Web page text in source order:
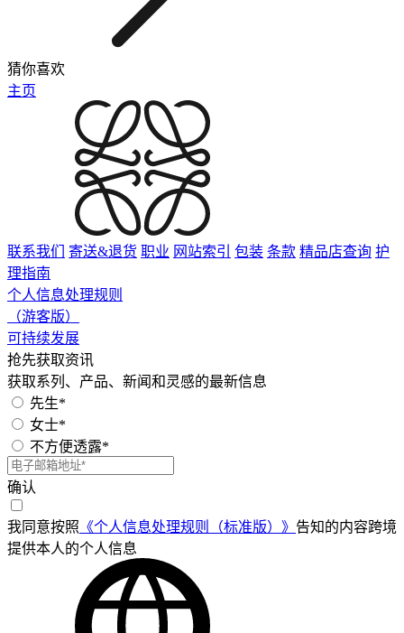
猜你喜欢
主页
联系我们 寄送&退货 职业 网站索引 包装 条款 精品店查询 护
理指南
个人信息处理规则
（游客版）
可持续发展
抢先获取资讯
获取系列、产品、新闻和灵感的最新信息
先生*
女士*
不方便透露*
确认
我同意按照 《个人信息处理规则（标准版）》 告知的内容跨境
提供本人的个人信息